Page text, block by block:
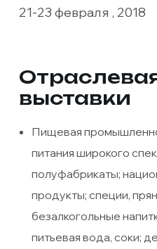
21-23 февраля, 2018
выставки
Пищевая
питания широкого
полуфабрикаты;
продукты; специи,
безалкогольные
питьевая вода, соки;